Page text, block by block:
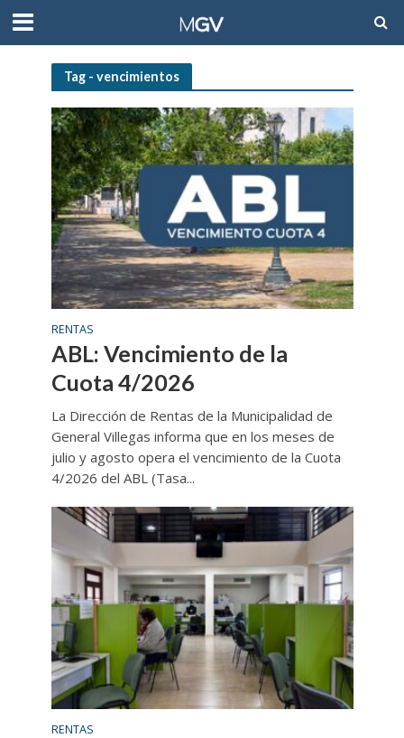
Tag - vencimientos
RENTAS
ABL: Vencimiento de la
Cuota 4/2026
La Dirección de Rentas de la Municipalidad de
General Villegas informa que en los meses de
julio y agosto opera el vencimiento de la Cuota
4/2026 del ABL (Tasa...
RENTAS